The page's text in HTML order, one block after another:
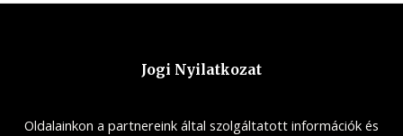
Jogi Nyilatkozat
Oldalainkon a partnereink által szolgáltatott információk és